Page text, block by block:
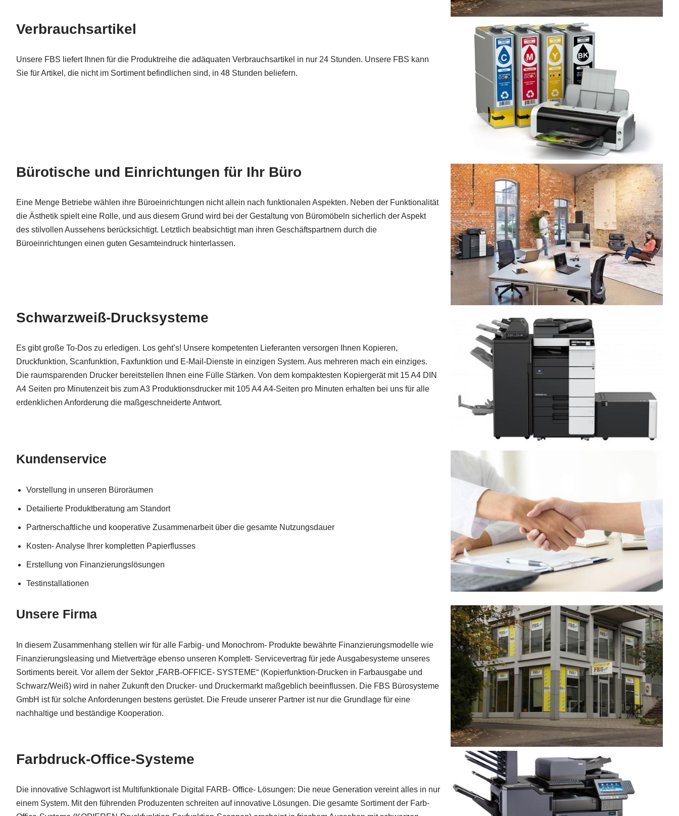
Verbrauchsartikel
Unsere FBS liefert Ihnen für die Produktreihe die adäquaten Verbrauchsartikel in nur 24 Stunden. Unsere FBS kann
Sie für Artikel, die nicht im Sortiment befindlichen sind, in 48 Stunden beliefern.
Bürotische und Einrichtungen für Ihr Büro
Eine Menge Betriebe wählen ihre Büroeinrichtungen nicht allein nach funktionalen Aspekten. Neben der Funktionalität
die Ästhetik spielt eine Rolle, und aus diesem Grund wird bei der Gestaltung von Büromöbeln sicherlich der Aspekt
des stilvollen Aussehens berücksichtigt. Letztlich beabsichtigt man ihren Geschäftspartnern durch die
Büroeinrichtungen einen guten Gesamteindruck hinterlassen.
Schwarzweiß-Drucksysteme
Es gibt große To-Dos zu erledigen. Los geht’s! Unsere kompetenten Lieferanten versorgen Ihnen Kopieren,
Druckfunktion, Scanfunktion, Faxfunktion und E-Mail-Dienste in einzigen System. Aus mehreren mach ein einziges.
Die raumsparenden Drucker bereitstellen Ihnen eine Fülle Stärken. Von dem kompaktesten Kopiergerät mit 15 A4 DIN
A4 Seiten pro Minutenzeit bis zum A3 Produktionsdrucker mit 105 A4 A4-Seiten pro Minuten erhalten bei uns für alle
erdenklichen Anforderung die maßgeschneiderte Antwort.
Kundenservice
Vorstellung in unseren Büroräumen
Detailierte Produktberatung am Standort
Partnerschaftliche und kooperative Zusammenarbeit über die gesamte Nutzungsdauer
Kosten- Analyse Ihrer kompletten Papierflusses
Erstellung von Finanzierungslösungen
Testinstallationen
Unsere Firma
In diesem Zusammenhang stellen wir für alle Farbig- und Monochrom- Produkte bewährte Finanzierungsmodelle wie
Finanzierungsleasing und Mietverträge ebenso unseren Komplett- Servicevertrag für jede Ausgabesysteme unseres
Sortiments bereit. Vor allem der Sektor „FARB-OFFICE- SYSTEME“ (Kopierfunktion-Drucken in Farbausgabe und
Schwarz/Weiß) wird in naher Zukunft den Drucker- und Druckermarkt maßgeblich beeinflussen. Die FBS Bürosysteme
GmbH ist für solche Anforderungen bestens gerüstet. Die Freude unserer Partner ist nur die Grundlage für eine
nachhaltige und beständige Kooperation.
Farbdruck-Office-Systeme
Die innovative Schlagwort ist Multifunktionale Digital FARB- Office- Lösungen: Die neue Generation vereint alles in nur
einem System. Mit den führenden Produzenten schreiten auf innovative Lösungen. Die gesamte Sortiment der Farb-